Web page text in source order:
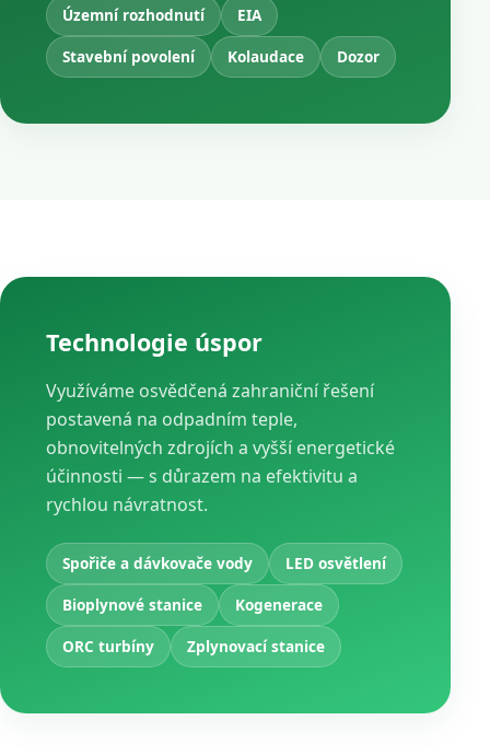
Územní rozhodnutí
EIA
Stavební povolení
Kolaudace Dozor
Technologie úspor
Využíváme osvědčená zahraniční řešení
postavená na odpadním teple,
obnovitelných zdrojích a vyšší energetické
účinnosti — s důrazem na efektivitu a
rychlou návratnost.
Spořiče a dávkovače vody
LED osvětlení
Bioplynové stanice
Kogenerace
ORC turbíny
Zplynovací stanice